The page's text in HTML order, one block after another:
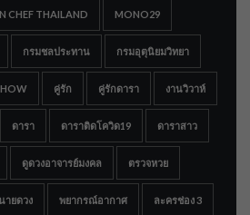
CHEF THAILAND MONO29
กรมชลประทาน กรมอุตุนิยมวิทยา
คู่รัก คู่รักดารา งานวิวาห์
ดารา ดาราติดโควิด19 ดาราสาว
ดูดวงอาจารย์มงคล ตรวจหวย
ายดวง พยากรณ์อากาศ ละครช่อง 3